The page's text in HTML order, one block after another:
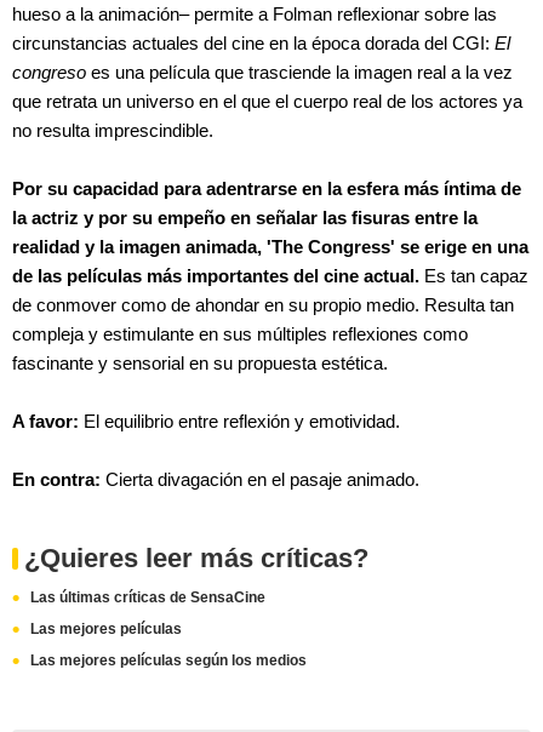
hueso a la animación– permite a Folman reflexionar sobre las
circunstancias actuales del cine en la época dorada del CGI: El
congreso es una película que trasciende la imagen real a la vez
que retrata un universo en el que el cuerpo real de los actores ya
no resulta imprescindible.
Por su capacidad para adentrarse en la esfera más íntima de
la actriz y por su empeño en señalar las fisuras entre la
realidad y la imagen animada, 'The Congress' se erige en una
de las películas más importantes del cine actual. Es tan capaz
de conmover como de ahondar en su propio medio. Resulta tan
compleja y estimulante en sus múltiples reflexiones como
fascinante y sensorial en su propuesta estética.
A favor: El equilibrio entre reflexión y emotividad.
En contra: Cierta divagación en el pasaje animado.
¿Quieres leer más críticas?
Las últimas críticas de SensaCine
Las mejores películas
Las mejores películas según los medios